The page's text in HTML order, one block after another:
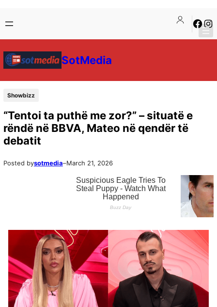
SotMedia
Showbizz
“Tentoi ta puthë me zor?” – situatë e
rëndë në BBVA, Mateo në qendër të
debatit
Posted bysotmedia–March 21, 2026